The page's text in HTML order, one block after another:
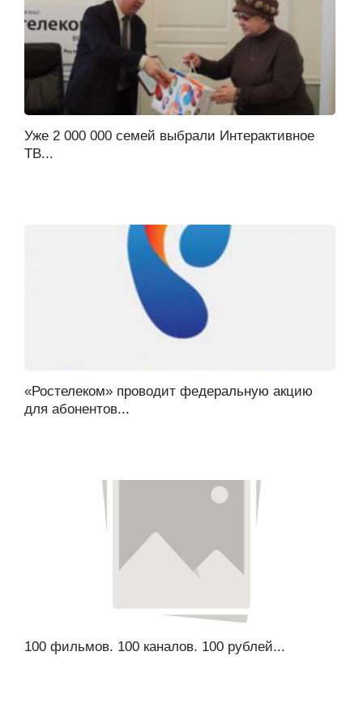
Уже 2 000 000 семей выбрали Интерактивное
ТВ...
«Ростелеком» проводит федеральную акцию
для абонентов...
100 фильмов. 100 каналов. 100 рублей...